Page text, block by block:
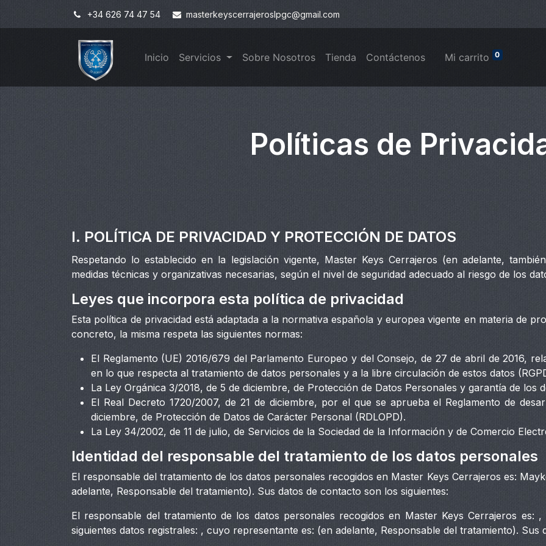
+34 626 74 47 54 masterkeyscerrajeroslpgc@gmail.com
Inicio Servicios Sobre Nosotros Tienda Contáctenos Mi carrito 0
Políticas de
I. POLÍTICA DE PRIVACIDAD Y PROTECCIÓN DE DATOS
Respetando lo establecido en la legislación vigente, Master Keys Cerrajeros (en adelante,
medidas técnicas y organizativas necesarias, según el nivel de seguridad adecuado al riesgo de los
Leyes que incorpora esta política de privacidad
Esta política de privacidad está adaptada a la normativa española y europea vigente en materia de
concreto, la misma respeta las siguientes normas:
El Reglamento (UE) 2016/679 del Parlamento Europeo y del Consejo, de 27 de abril de 2016,
en lo que respecta al tratamiento de datos personales y a la libre circulación de estos datos
La Ley Orgánica 3/2018, de 5 de diciembre, de Protección de Datos Personales y garantía de los
El Real Decreto 1720/2007, de 21 de diciembre, por el que se aprueba el Reglamento de
diciembre, de Protección de Datos de Carácter Personal (RDLOPD).
La Ley 34/2002, de 11 de julio, de Servicios de la Sociedad de la Información y de Comercio
Identidad del responsable del tratamiento de los datos personales
El responsable del tratamiento de los datos personales recogidos en Master Keys Cerrajeros es:
adelante, Responsable del tratamiento). Sus datos de contacto son los siguientes:
El responsable del tratamiento de los datos personales recogidos en Master Keys Cerrajeros es:
siguientes datos registrales: , cuyo representante es: (en adelante, Responsable del tratamiento). Sus